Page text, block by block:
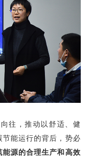
往，推动以舒适、健
能运行的背后，势必
能源的合理生产和高效